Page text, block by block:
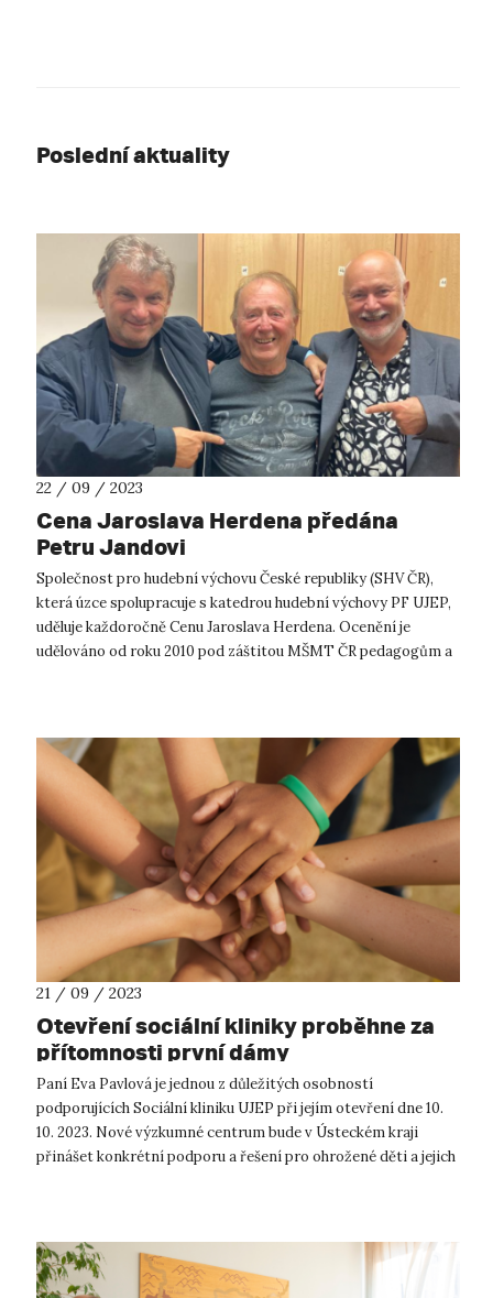
Poslední aktuality
22 / 09 / 2023
Cena Jaroslava Herdena předána
Petru Jandovi
Společnost pro hudební výchovu České republiky (SHV ČR),
která úzce spolupracuje s katedrou hudební výchovy PF UJEP,
uděluje každoročně Cenu Jaroslava Herdena. Ocenění je
udělováno od roku 2010 pod záštitou MŠMT ČR pedagogům a
21 / 09 / 2023
Otevření sociální kliniky proběhne za
přítomnosti první dámy
Paní Eva Pavlová je jednou z důležitých osobností
podporujících Sociální kliniku UJEP při jejím otevření dne 10.
10. 2023. Nové výzkumné centrum bude v Ústeckém kraji
přinášet konkrétní podporu a řešení pro ohrožené děti a jejich